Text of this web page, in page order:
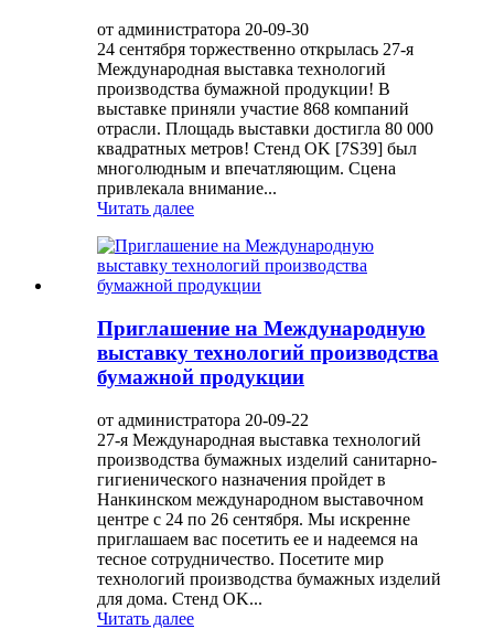
от администратора 20-09-30
24 сентября торжественно открылась 27-я
Международная выставка технологий
производства бумажной продукции! В
выставке приняли участие 868 компаний
отрасли. Площадь выставки достигла 80 000
квадратных метров! Стенд OK [7S39] был
многолюдным и впечатляющим. Сцена
привлекала внимание...
Читать далее
Приглашение на Международную
выставку технологий производства
бумажной продукции
от администратора 20-09-22
27-я Международная выставка технологий
производства бумажных изделий санитарно-
гигиенического назначения пройдет в
Нанкинском международном выставочном
центре с 24 по 26 сентября. Мы искренне
приглашаем вас посетить ее и надеемся на
тесное сотрудничество. Посетите мир
технологий производства бумажных изделий
для дома. Стенд OK...
Читать далее